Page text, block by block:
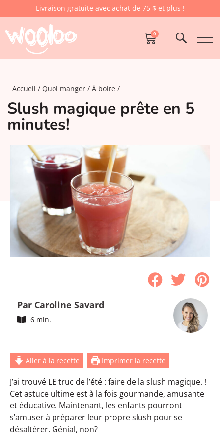
Livraison gratuite avec achat de 75 $ et plus !
0
Accueil Quoi manger À boire
Slush magique prête en 5
minutes!
Par Caroline Savard
6 min.
Aller à la recette Imprimer la recette
J’ai trouvé LE truc de l’été : faire de la slush magique. !
Cet astuce ultime est à la fois gourmande, amusante
et éducative. Maintenant, les enfants pourront
s’amuser à préparer leur propre slush pour se
désaltérer. Génial, non?